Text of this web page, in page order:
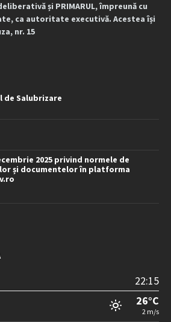
și PRIMARUL, împreună cu
ca autoritate executivă. Acestea își
nr. 15
de Salubrizare
2025 privind normele de
și documentelor în platforma
22:15
26°C
2 m/s